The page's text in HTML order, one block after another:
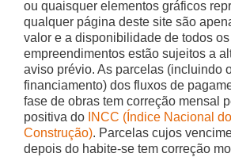
ou quaisquer elementos gráficos
qualquer página deste site são
valor e a disponibilidade de todos
empreendimentos estão sujeitos a
aviso prévio. As parcelas (incluindo
financiamento) dos fluxos de
fase de obras tem correção mensal
positiva do INCC (Índice Nacional
Construção). Parcelas cujos
depois do habite-se tem correção